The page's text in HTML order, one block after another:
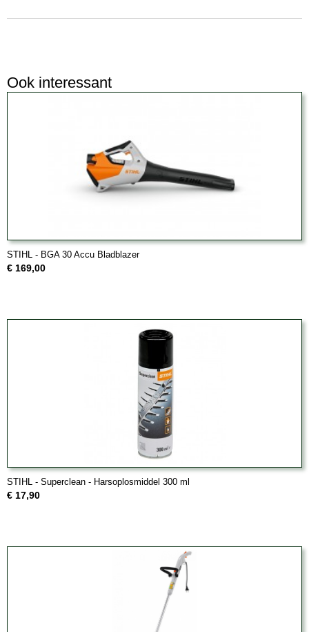
Ook interessant
STIHL - BGA 30 Accu Bladblazer
€ 169,00
STIHL - Superclean - Harsoplosmiddel 300 ml
€ 17,90